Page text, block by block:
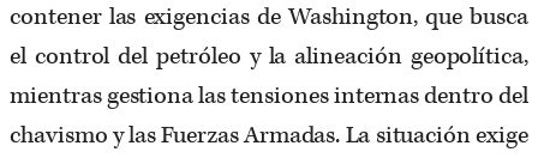
contener las exigencias de Washington, que busca
el control del petróleo y la alineación geopolítica,
mientras gestiona las tensiones internas dentro del
chavismo y las Fuerzas Armadas. La situación exige